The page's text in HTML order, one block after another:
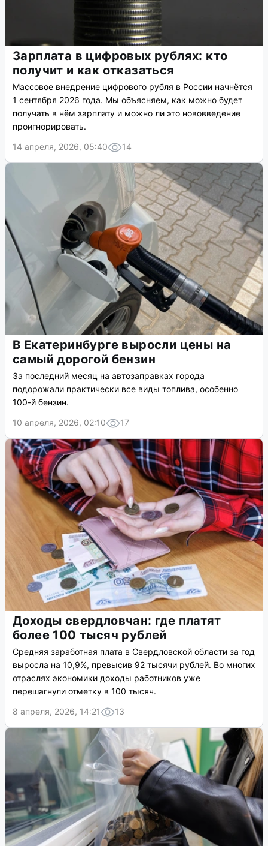
Зарплата в цифровых рублях: кто
получит и как отказаться
Массовое внедрение цифрового рубля в России начнётся
1 сентября 2026 года. Мы объясняем, как можно будет
получать в нём зарплату и можно ли это нововведение
проигнорировать.
14 апреля, 2026, 05:40
14
В Екатеринбурге выросли цены на
самый дорогой бензин
За последний месяц на автозаправках города
подорожали практически все виды топлива, особенно
100-й бензин.
10 апреля, 2026, 02:10
17
Доходы свердловчан: где платят
более 100 тысяч рублей
Средняя заработная плата в Свердловской области за год
выросла на 10,9%, превысив 92 тысячи рублей. Во многих
отраслях экономики доходы работников уже
перешагнули отметку в 100 тысяч.
8 апреля, 2026, 14:21
13